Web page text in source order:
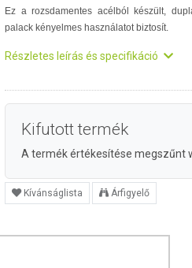
Ez a rozsdamentes acélból készült,
palack kényelmes használatot biztosít.
Részletes leírás és specifikáció
Kifutott termék
A termék értékesítése megszűnt
Kívánságlista Árfigyelő